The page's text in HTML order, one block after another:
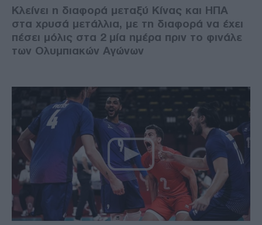
Κλείνει η διαφορά μεταξύ Κίνας και ΗΠΑ
στα χρυσά μετάλλια, με τη διαφορά να έχει
πέσει μόλις στα 2 μία ημέρα πριν το φινάλε
των Ολυμπιακών Αγώνων